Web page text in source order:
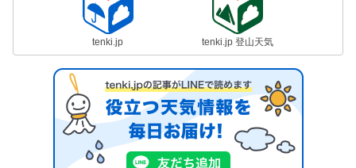
tenki.jp tenki.jp 登山天気